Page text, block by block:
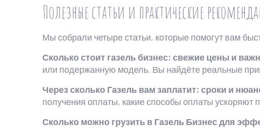
Полезные статьи и практические
Мы собрали четыре статьи, которые помогут вам
Сколько стоит газель бизнес: свежие цены и
или подержанную модель. Вы найдёте реальные
Через сколько Газель вам заплатит: сроки и
получения оплаты, какие способы оплаты ускоряют
Сколько можно грузить в Газель Бизнес для